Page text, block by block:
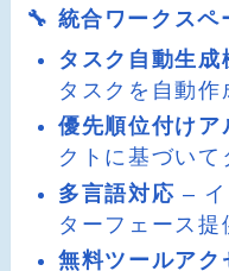
🔧 統合ワークスペ
タスク自動生成
タスクを自動作
優先順位付けア
クトに基づい
多言語対応 –
ターフェース提
無料ツールアク